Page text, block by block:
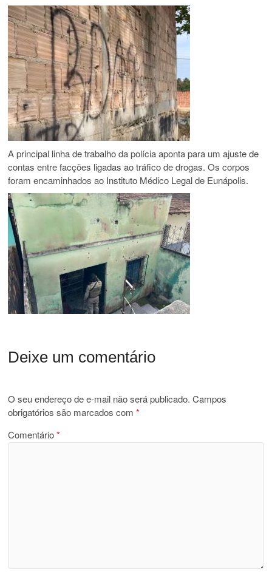
A principal linha de trabalho da polícia aponta para um ajuste de
contas entre facções ligadas ao tráfico de drogas. Os corpos
foram encaminhados ao Instituto Médico Legal de Eunápolis.
Deixe um comentário
O seu endereço de e-mail não será publicado. Campos
obrigatórios são marcados com*
Comentário*